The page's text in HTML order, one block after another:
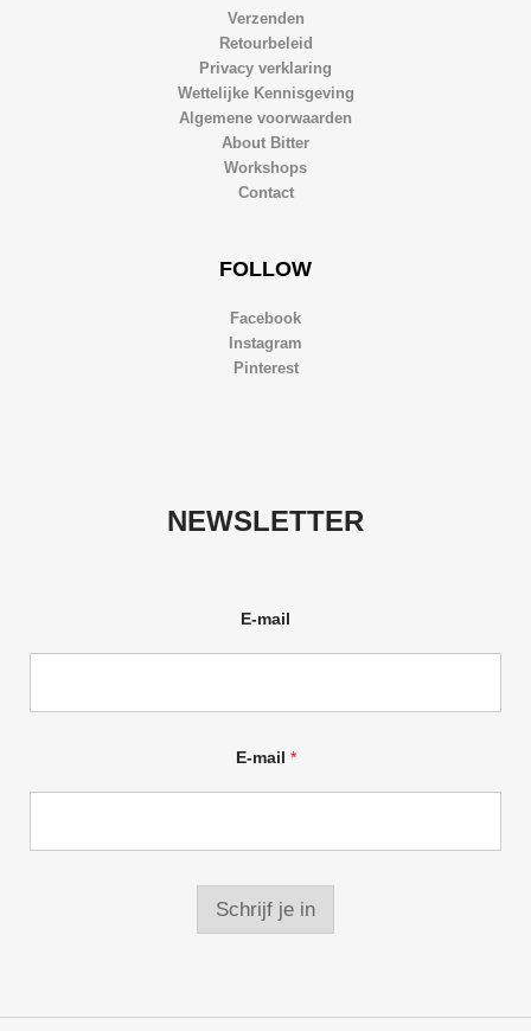
Verzenden
Retourbeleid
Privacy verklaring
Wettelijke Kennisgeving
Algemene voorwaarden
About Bitter
Workshops
Contact
FOLLOW
Facebook
Instagram
Pinterest
NEWSLETTER
E-mail
E-mail *
Schrijf je in